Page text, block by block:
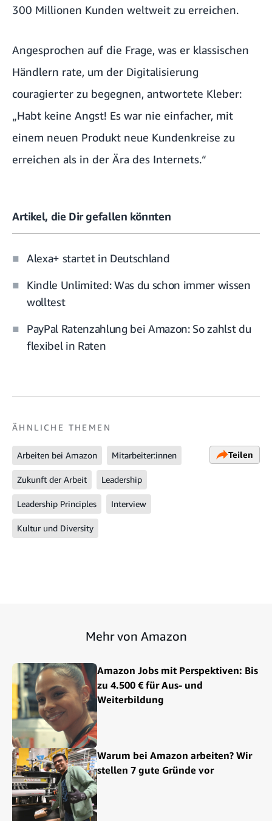
300 Millionen Kunden weltweit zu erreichen.
Angesprochen auf die Frage, was er klassischen
Händlern rate, um der Digitalisierung
couragierter zu begegnen, antwortete Kleber:
„Habt keine Angst! Es war nie einfacher, mit
einem neuen Produkt neue Kundenkreise zu
erreichen als in der Ära des Internets.“
Artikel, die Dir gefallen könnten
Alexa+ startet in Deutschland
Kindle Unlimited: Was du schon immer wissen
wolltest
PayPal Ratenzahlung bei Amazon: So zahlst du
flexibel in Raten
ÄHNLICHE THEMEN
Arbeiten bei Amazon Mitarbeiter:innen
Zukunft der Arbeit Leadership
Leadership Principles Interview
Kultur und Diversity
Teilen
Mehr von Amazon
Amazon Jobs mit Perspektiven: Bis
zu 4.500 € für Aus- und
Weiterbildung
Warum bei Amazon arbeiten? Wir
stellen 7 gute Gründe vor